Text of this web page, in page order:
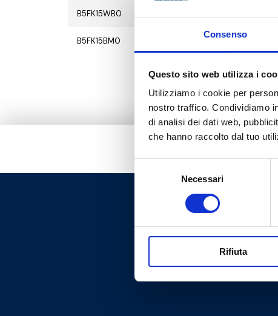
Consenso
Questo sito web utilizza i
Utilizziamo i cookie per
nostro traffico. Condividiamo
di analisi dei dati web,
che hanno raccolto dal tuo
Necessari
Rifiuta
B5FK15WB0
B5FK15BM0 10